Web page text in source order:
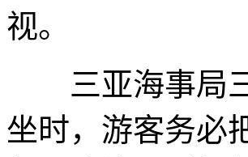
视。
三亚海事局三
坐时，游客务必